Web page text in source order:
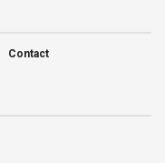
Contact